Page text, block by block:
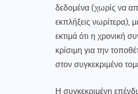
δεδομένα (χωρίς να
εκπλήξεις νωρίτερα),
εκτιμά ότι η χρονική
κρίσιμη για την
στον συγκεκριμένο
Η συγκεκριμένη